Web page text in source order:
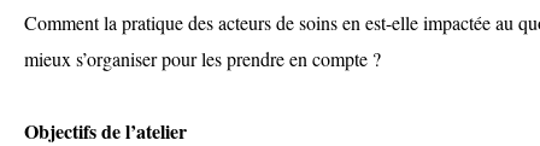
Comment la pratique des acteurs de soins en est-elle impactée au
mieux s’organiser pour les prendre en compte ?
Objectifs de l’atelier